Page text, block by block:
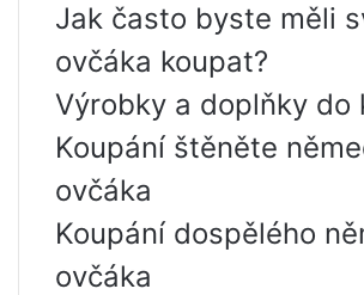
Jak často byste měli
ovčáka koupat?
Výrobky a doplňky do
Koupání štěněte
ovčáka
Koupání dospělého
ovčáka